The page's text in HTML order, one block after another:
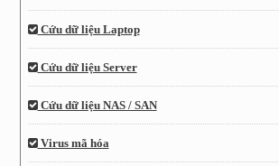
Cứu dữ liệu Laptop
Cứu dữ liệu Server
Cứu dữ liệu NAS / SAN
Virus mã hóa